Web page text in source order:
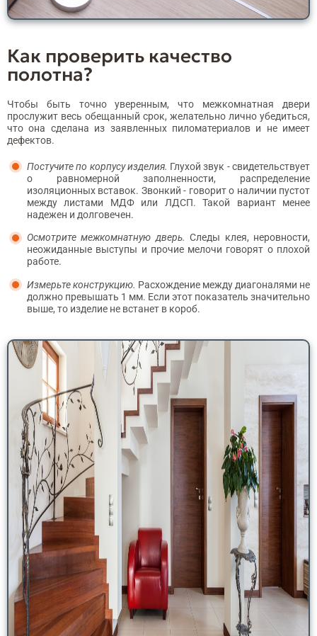
Как проверить качество
полотна?
Чтобы быть точно уверенным, что межкомнатная двери
прослужит весь обещанный срок, желательно лично убедиться,
что она сделана из заявленных пиломатериалов и не имеет
дефектов.
Постучите по корпусу изделия. Глухой звук - свидетельствует
о равномерной заполненности, распределение
изоляционных вставок. Звонкий - говорит о наличии пустот
между листами МДФ или ЛДСП. Такой вариант менее
надежен и долговечен.
Осмотрите межкомнатную дверь. Следы клея, неровности,
неожиданные выступы и прочие мелочи говорят о плохой
работе.
Измерьте конструкцию. Расхождение между диагоналями не
должно превышать 1 мм. Если этот показатель значительно
выше, то изделие не встанет в короб.